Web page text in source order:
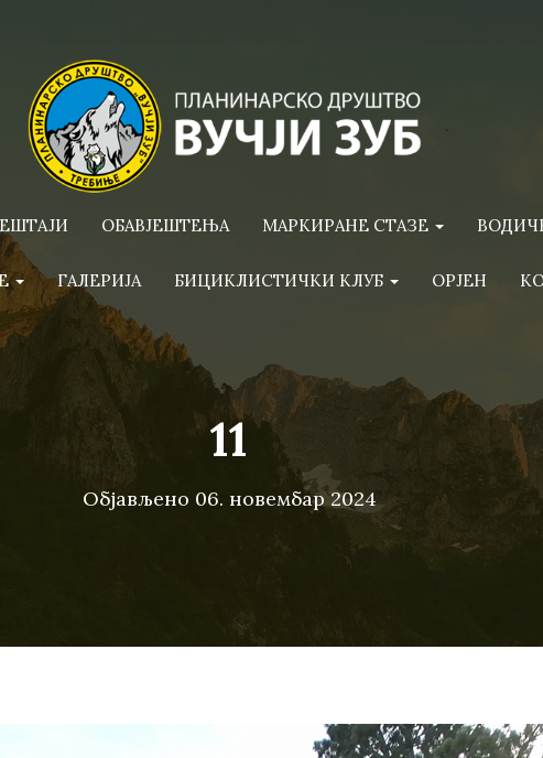
ОБАВЈЕШТЕЊА МАРКИРАНЕ СТАЗЕ
ГАЛЕРИЈА БИЦИКЛИСТИЧКИ КЛУБ ОРЈЕН
11
Објављено 06. новембар 2024